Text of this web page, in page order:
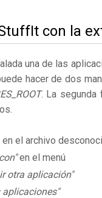
con la
una de las
hacer de dos
. La segunda
el archivo
en el menú
otra aplicación"
aplicaciones"